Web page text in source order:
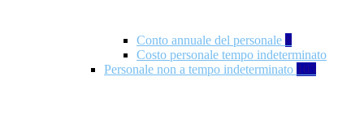
Conto annuale del personale 8
Costo personale tempo indeterminato
Personale non a tempo indeterminato 105